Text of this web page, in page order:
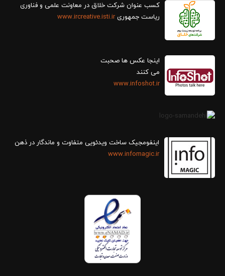
کسب عنوان شرکت خلاق در معاونت علمی و فناوری
ریاست جمهوریwww.ircreative.isti.ir
اینجا عکس ها صحبت
می کنند
www.infoshot.ir
اینفومجیک ساخت ویدئویی متفاوت و ماندگار در ذهن
www.infomagic.ir